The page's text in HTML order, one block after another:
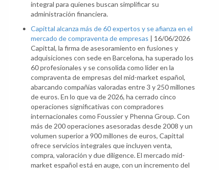
integral para quienes buscan simplificar su
administración financiera.
Capittal alcanza más de 60 expertos y se afianza en el
mercado de compraventa de empresas | 16/06/2026
Capittal, la firma de asesoramiento en fusiones y
adquisiciones con sede en Barcelona, ha superado los
60 profesionales y se consolida como líder en la
compraventa de empresas del mid-market español,
abarcando compañías valoradas entre 3 y 250 millones
de euros. En lo que va de 2026, ha cerrado cinco
operaciones significativas con compradores
internacionales como Foussier y Phenna Group. Con
más de 200 operaciones asesoradas desde 2008 y un
volumen superior a 900 millones de euros, Capittal
ofrece servicios integrales que incluyen venta,
compra, valoración y due diligence. El mercado mid-
market español está en auge, con un incremento del